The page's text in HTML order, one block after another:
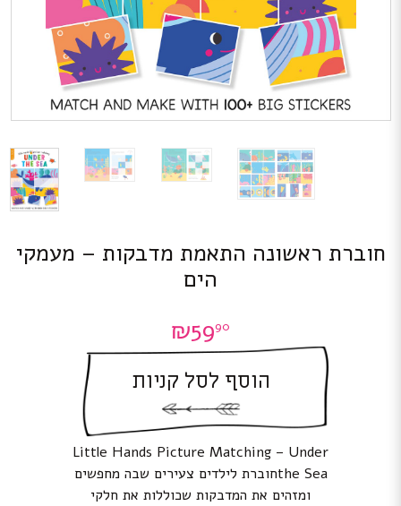
חוברת ראשונה התאמת מדבקות – מעמקי
הים
₪5990
הוסף לסל קניות
Little Hands Picture Matching – Under
the Seaחוברת לילדים צעירים שבה מחפשים
ומזהים את המדבקות שכוללות את חלקי